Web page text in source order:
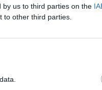
by us to third parties on the
to other third parties.